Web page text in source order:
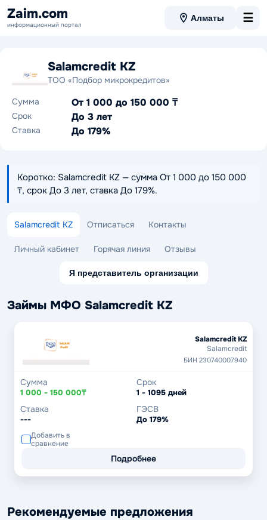
Zaim.com
информационный портал
Алматы ☰
Salamcredit KZ
ТОО «Подбор микрокредитов»
Сумма
От 1 000 до 150 000 ₸
Срок До 3 лет
Ставка До 179%
Коротко: Salamcredit KZ — сумма От 1 000 до 150 000
₸, срок До 3 лет, ставка До 179%.
Salamcredit KZ Отписаться Контакты
Личный кабинет Горячая линия Отзывы
Я представитель организации
Займы МФО Salamcredit KZ
Salamcredit KZ
Salamcredit
БИН 230740007940
Сумма
1 000 - 150 000₸
Срок
1 - 1095 дней
Ставка
---
ГЭСВ
До 179%
Добавить в
сравнение
Подробнее
Рекомендуемые предложения